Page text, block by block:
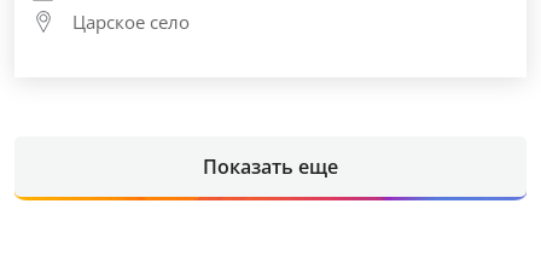
Царское село
Показать еще